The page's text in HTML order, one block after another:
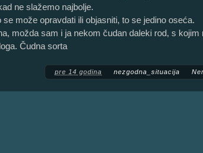
ne slažemo najbolje.
se može opravdati ili objasniti, to se jedino oseća.
možda sam i ja nekom čudan daleki rod, s kojim
Čudna sorta
pre 14 godina nezgodna_situacija